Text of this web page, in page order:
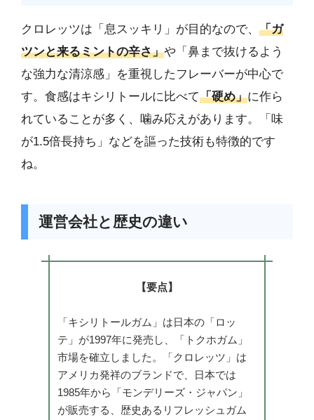
クロレッツは「息スッキリ」が目的なので、 「ガ
ツンと来るミントの辛さ」や「鼻まで抜けるよう
な強力な清涼感」を重視したフレーバーが中心で
す。食感はキシリトールに比べて「硬め」に作ら
れていることが多く、噛み応えがあります。「味
が1.5倍長持ち」などを謳った技術も特徴的です
ね。
運営会社と歴史の違い
【要点】
「キシリトールガム」は日本の「ロッ
テ」が1997年に発売し、「トクホガム」
市場を確立しました。「クロレッツ」は
アメリカ発祥のブランドで、日本では
1985年から「モンデリーズ・ジャパン」
が販売する、歴史あるリフレッシュガム